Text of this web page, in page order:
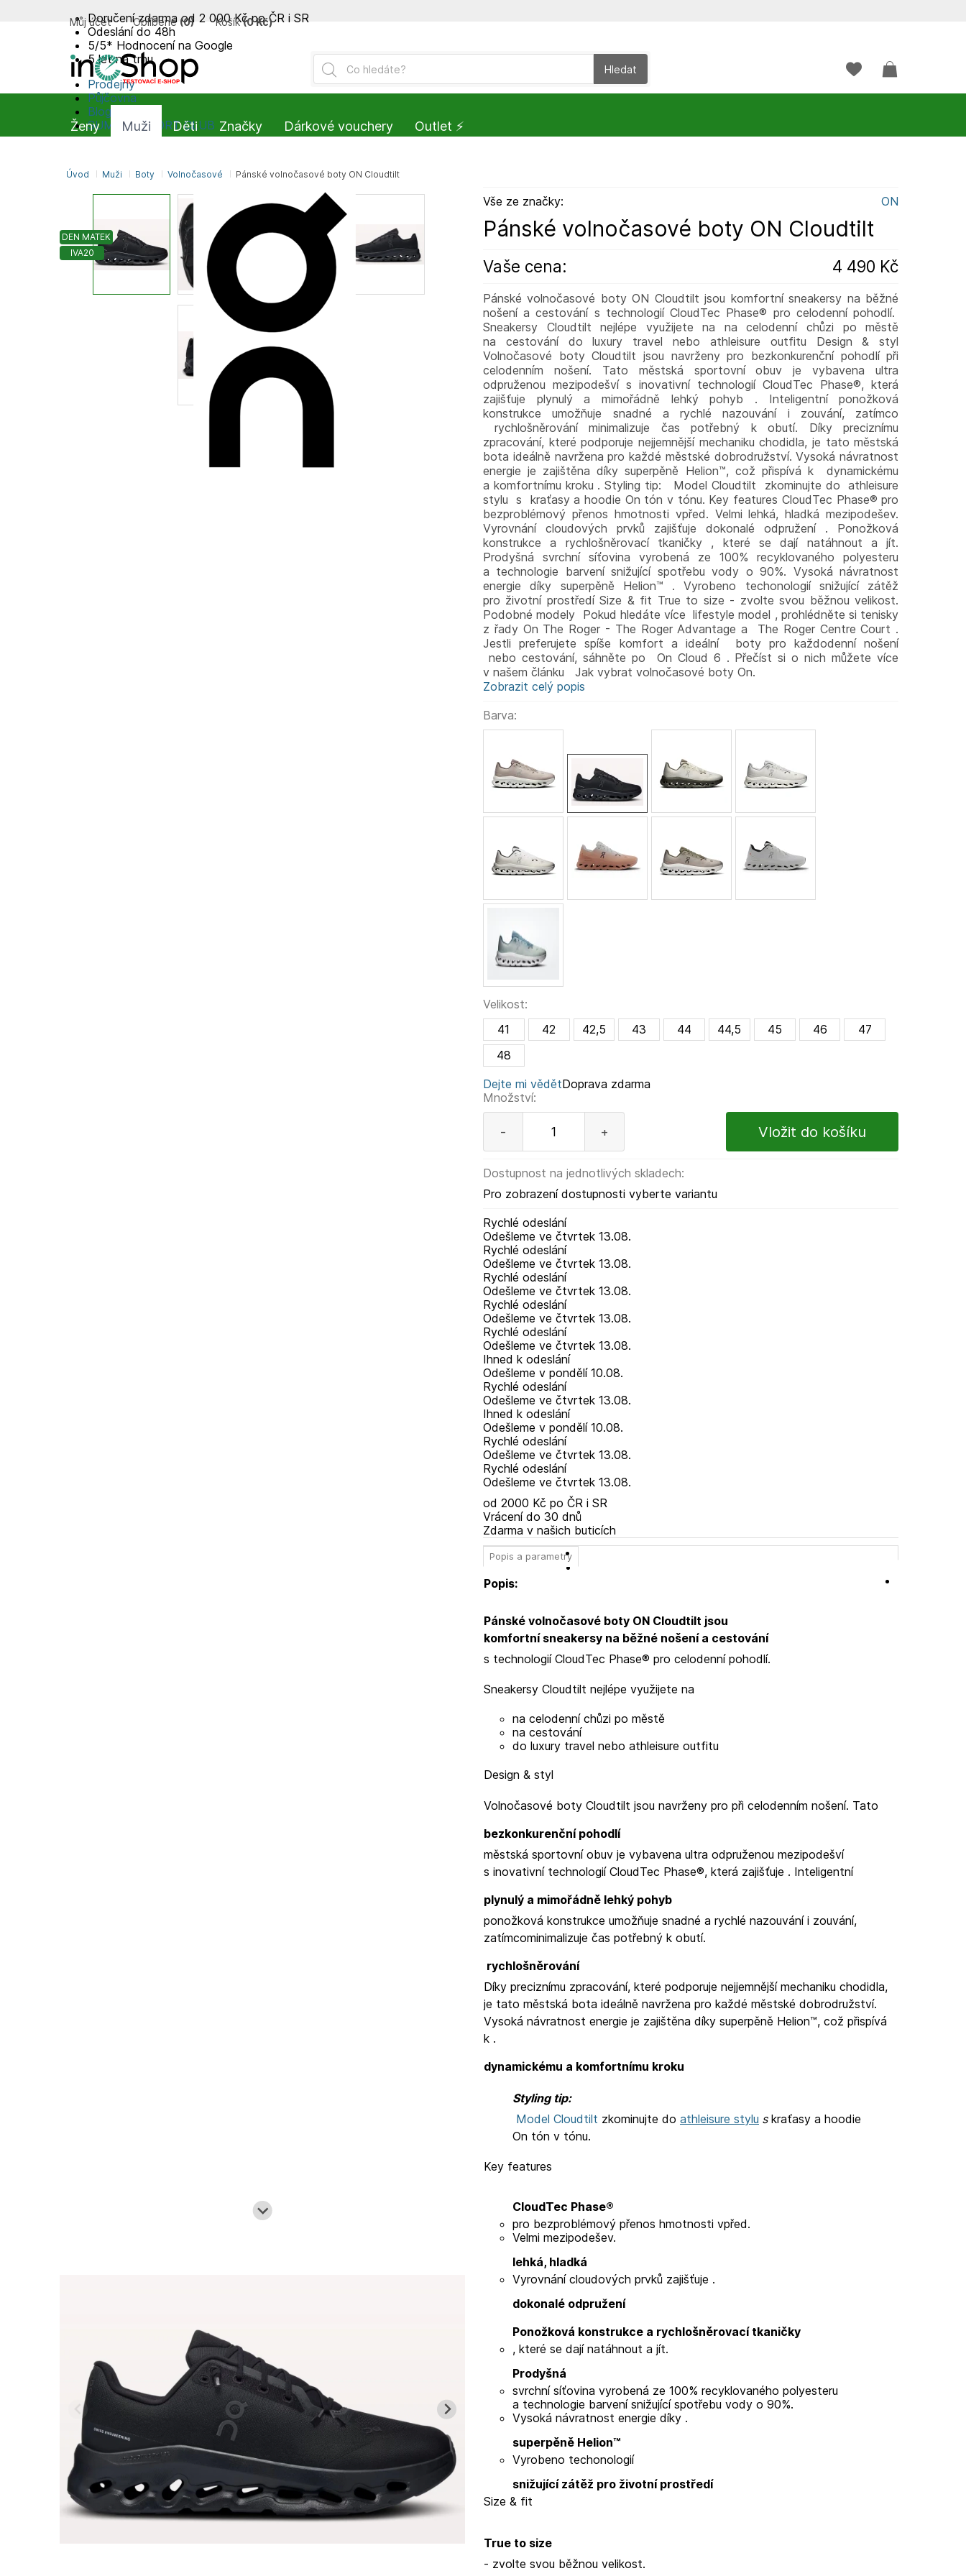
DEN MATEK
IVA20
Vše ze značky: ON
Pánské volnočasové boty ON Cloudtilt
Vaše cena: 4 490 Kč
Pánské volnočasové boty ON Cloudtilt jsou komfortní sneakersy na běžné
nošení a cestování s technologií CloudTec Phase® pro celodenní pohodlí.
Sneakersy Cloudtilt nejlépe využijete na na celodenní chůzi po městě
na cestování do luxury travel nebo athleisure outfitu Design & styl
Volnočasové boty Cloudtilt jsou navrženy pro bezkonkurenční pohodlí při
celodenním nošení. Tato městská sportovní obuv je vybavena ultra
odpruženou mezipodešví s inovativní technologií CloudTec Phase®, která
zajišťuje plynulý a mimořádně lehký pohyb . Inteligentní ponožková
konstrukce umožňuje snadné a rychlé nazouvání i zouvání, zatímco
rychlošněrování minimalizuje čas potřebný k obutí. Díky preciznímu
zpracování, které podporuje nejjemnější mechaniku chodidla, je tato městská
bota ideálně navržena pro každé městské dobrodružství. Vysoká návratnost
energie je zajištěna díky superpěně Helion™, což přispívá k dynamickému
a komfortnímu kroku . Styling tip: Model Cloudtilt zkominujte do athleisure
stylu s kraťasy a hoodie On tón v tónu. Key features CloudTec Phase® pro
bezproblémový přenos hmotnosti vpřed. Velmi lehká, hladká mezipodešev.
Vyrovnání cloudových prvků zajišťuje dokonalé odpružení . Ponožková
konstrukce a rychlošněrovací tkaničky , které se dají natáhnout a jít.
Prodyšná svrchní síťovina vyrobená ze 100% recyklovaného polyesteru
a technologie barvení snižující spotřebu vody o 90%. Vysoká návratnost
energie díky superpěně Helion™ . Vyrobeno techonologií snižující zátěž
pro životní prostředí Size & fit True to size - zvolte svou běžnou velikost.
Podobné modely Pokud hledáte více lifestyle model , prohlédněte si tenisky
z řady On The Roger - The Roger Advantage a The Roger Centre Court .
Jestli preferujete spíše komfort a ideální boty pro každodenní nošení
nebo cestování, sáhněte po On Cloud 6 . Přečíst si o nich můžete více
v našem článku Jak vybrat volnočasové boty On.
Zobrazit celý popis
Barva:
Velikost:
41
42 42,5 43 44 44,5 45 46
47
48
Dejte mi vědět
Množství:
- +
Dostupnost na jednotlivých skladech:
Pro zobrazení dostupnosti vyberte variantu
Rychlé odeslání
Odešleme ve čtvrtek13.08.
Rychlé odeslání
Odešleme ve čtvrtek13.08.
Rychlé odeslání
Odešleme ve čtvrtek13.08.
Rychlé odeslání
Odešleme ve čtvrtek13.08.
Rychlé odeslání
Odešleme ve čtvrtek13.08.
Ihned k odeslání
Odešleme v pondělí10.08.
Rychlé odeslání
Odešleme ve čtvrtek13.08.
Ihned k odeslání
Odešleme v pondělí10.08.
Rychlé odeslání
Odešleme ve čtvrtek13.08.
Rychlé odeslání
Odešleme ve čtvrtek13.08.
Doprava zdarma
od 2000 Kč po ČR i SR
Vrácení do 30 dnů
Zdarma v našich buticích
Popis a parametry
Popis:
Pánské volnočasové boty ON Cloudtilt jsou
komfortní sneakersy na běžné nošení a cestování
s technologií CloudTec Phase® pro celodenní pohodlí.
Sneakersy Cloudtilt nejlépe využijete na
na celodenní chůzi po městě
na cestování
do luxury travel nebo athleisure outfitu
Design & styl
Volnočasové boty Cloudtilt jsou navrženy pro
bezkonkurenční pohodlí
při celodenním nošení. Tato
městská sportovní obuv je vybavena ultra odpruženou mezipodešví
s inovativní technologií CloudTec Phase®, která zajišťuje
plynulý a mimořádně lehký pohyb
. Inteligentní
ponožková konstrukce umožňuje snadné a rychlé nazouvání i zouvání,
zatímco
rychlošněrování
minimalizuje čas potřebný k obutí.
Díky preciznímu zpracování, které podporuje nejjemnější mechaniku chodidla,
je tato městská bota ideálně navržena pro každé městské dobrodružství.
Vysoká návratnost energie je zajištěna díky superpěně Helion™, což přispívá
k
dynamickému a komfortnímu kroku
.
Styling tip:
Model Cloudtilt zkominujte do athleisure stylu skraťasy a hoodie
On tón v tónu.
Key features
CloudTec Phase®
pro bezproblémový přenos hmotnosti vpřed.
Velmi
lehká, hladká
mezipodešev.
Vyrovnání cloudových prvků zajišťuje
dokonalé odpružení
.
Ponožková konstrukce a rychlošněrovací tkaničky
, které se dají natáhnout a jít.
Prodyšná
svrchní síťovina vyrobená ze 100% recyklovaného polyesteru
a technologie barvení snižující spotřebu vody o 90%.
Vysoká návratnost energie díky
superpěně Helion™
.
Vyrobeno techonologií
snižující zátěž pro životní prostředí
Size & fit
True to size
- zvolte svou běžnou velikost.
Doručení zdarma od 2 000 Kč po ČR i SR
Odeslání do 48h
5/5* Hodnocení na Google
5 let na trhu
Prodejny
Půjčovna
Blog
SUMMIT-SPORT CLUB
Hledat
Můj účet Oblíbené (0) Košík (0 Kč)
Úvod Muži Boty Volnočasové Pánské volnočasové boty ON Cloudtilt
Ženy Muži Děti Značky Dárkové vouchery Outlet ⚡️